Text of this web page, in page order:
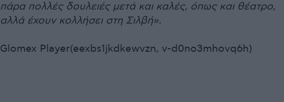
πάρα πολλές δουλειές μετά και καλές, όπως και θέατρο,
αλλά έχουν κολλήσει στη Σιλβή».
Glomex Player(eexbs1jkdkewvzn, v-d0no3mhovq6h)